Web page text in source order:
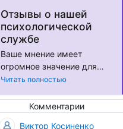
Отзывы о нашей
психологической
службе
Ваше мнение имеет
огромное значение для
нас! Мы стремимся
высококачественные
услуги для родителей и
Читать полностью
Комментарии
Виктор Косиненко